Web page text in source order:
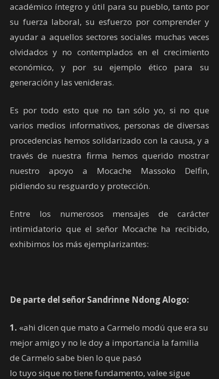
académico íntegro y útil para su pueblo, tanto por
su fuerza laboral, su esfuerzo por comprender y
ayudar a aquellos sectores sociales muchas veces
olvidados y no contemplados en el crecimiento
económico, y por su ejemplo ético para su
generación y las venideras.
Es por todo esto que no tan sólo yo, si no que
varios medios informativos, personas de diversas
procedencias hemos solidarizado con la causa, y a
través de nuestra firma hemos querido mostrar
nuestro apoyo a Mocache Massoko Delfin,
pidiendo su resguardo y protección.
Entre los numerosos mensajes de carácter
intimidatorio que el señor Mocache ha recibido,
exhibimos los más ejemplarizantes:
De parte del señor Sandrinne Ndong Alogo:
1. «ahi dicen que mato a Carmelo modú que era su
mejor amigo y no le doy a importancia la familia
de Carmelo sabe bien lo que pasó
lo tuyo sique no tiene fundamento, valee sigue